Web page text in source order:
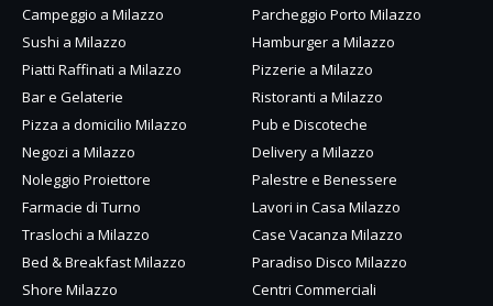
Campeggio a Milazzo
Parcheggio Porto Milazzo
Sushi a Milazzo
Hamburger a Milazzo
Piatti Raffinati a Milazzo
Pizzerie a Milazzo
Bar e Gelaterie
Ristoranti a Milazzo
Pizza a domicilio Milazzo
Pub e Discoteche
Negozi a Milazzo
Delivery a Milazzo
Noleggio Proiettore
Palestre e Benessere
Farmacie di Turno
Lavori in Casa Milazzo
Traslochi a Milazzo
Case Vacanza Milazzo
Bed & Breakfast Milazzo
Paradiso Disco Milazzo
Shore Milazzo
Centri Commerciali